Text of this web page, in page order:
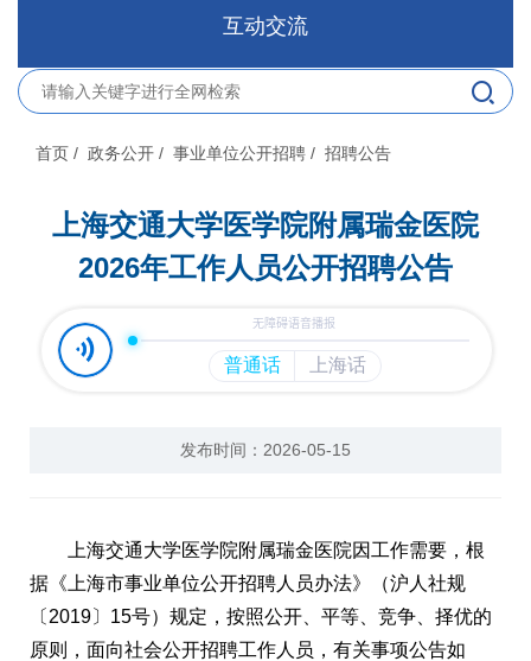
互动交流
首页 / 政务公开 / 事业单位公开招聘 / 招聘公告
上海交通大学医学院附属瑞金医院
2026年工作人员公开招聘公告
发布时间：2026-05-15
上海交通大学医学院附属瑞金医院因工作需要，根
据《上海市事业单位公开招聘人员办法》（沪人社规
〔2019〕15号）规定，按照公开、平等、竞争、择优的
原则，面向社会公开招聘工作人员，有关事项公告如